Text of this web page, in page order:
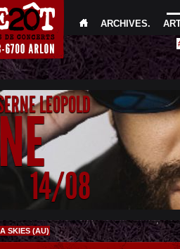
ARCHIVES.
LEOPOLD
14/08
SKIES (AU)